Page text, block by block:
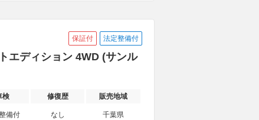
保証付 法定整備付
エディション 4WD (サンル
検 修復歴 販売地域
備付 なし 千葉県